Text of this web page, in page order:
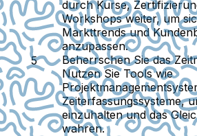
durch Kurse,
Workshops weiter, um
Markttrends und
anzupassen.
Beherrschen Sie das
Nutzen Sie Tools wie
Zeiterfassungssysteme,
einzuhalten und das
wahren.